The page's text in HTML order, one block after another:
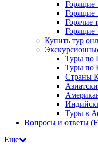
Горящие
Горячие
Горящие
Купить тур
Туры по
Туры по
Страны
Туры в
Вопросы и ответы
Еще